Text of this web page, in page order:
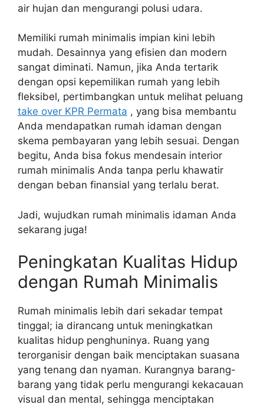
air hujan dan mengurangi polusi udara.
Memiliki rumah minimalis impian kini lebih
mudah. Desainnya yang efisien dan modern
sangat diminati. Namun, jika Anda tertarik
dengan opsi kepemilikan rumah yang lebih
fleksibel, pertimbangkan untuk melihat peluang
take over KPR Permata , yang bisa membantu
Anda mendapatkan rumah idaman dengan
skema pembayaran yang lebih sesuai. Dengan
begitu, Anda bisa fokus mendesain interior
rumah minimalis Anda tanpa perlu khawatir
dengan beban finansial yang terlalu berat.
Jadi, wujudkan rumah minimalis idaman Anda
sekarang juga!
Peningkatan Kualitas Hidup
dengan Rumah Minimalis
Rumah minimalis lebih dari sekadar tempat
tinggal; ia dirancang untuk meningkatkan
kualitas hidup penghuninya. Ruang yang
terorganisir dengan baik menciptakan suasana
yang tenang dan nyaman. Kurangnya barang-
barang yang tidak perlu mengurangi kekacauan
visual dan mental, sehingga menciptakan